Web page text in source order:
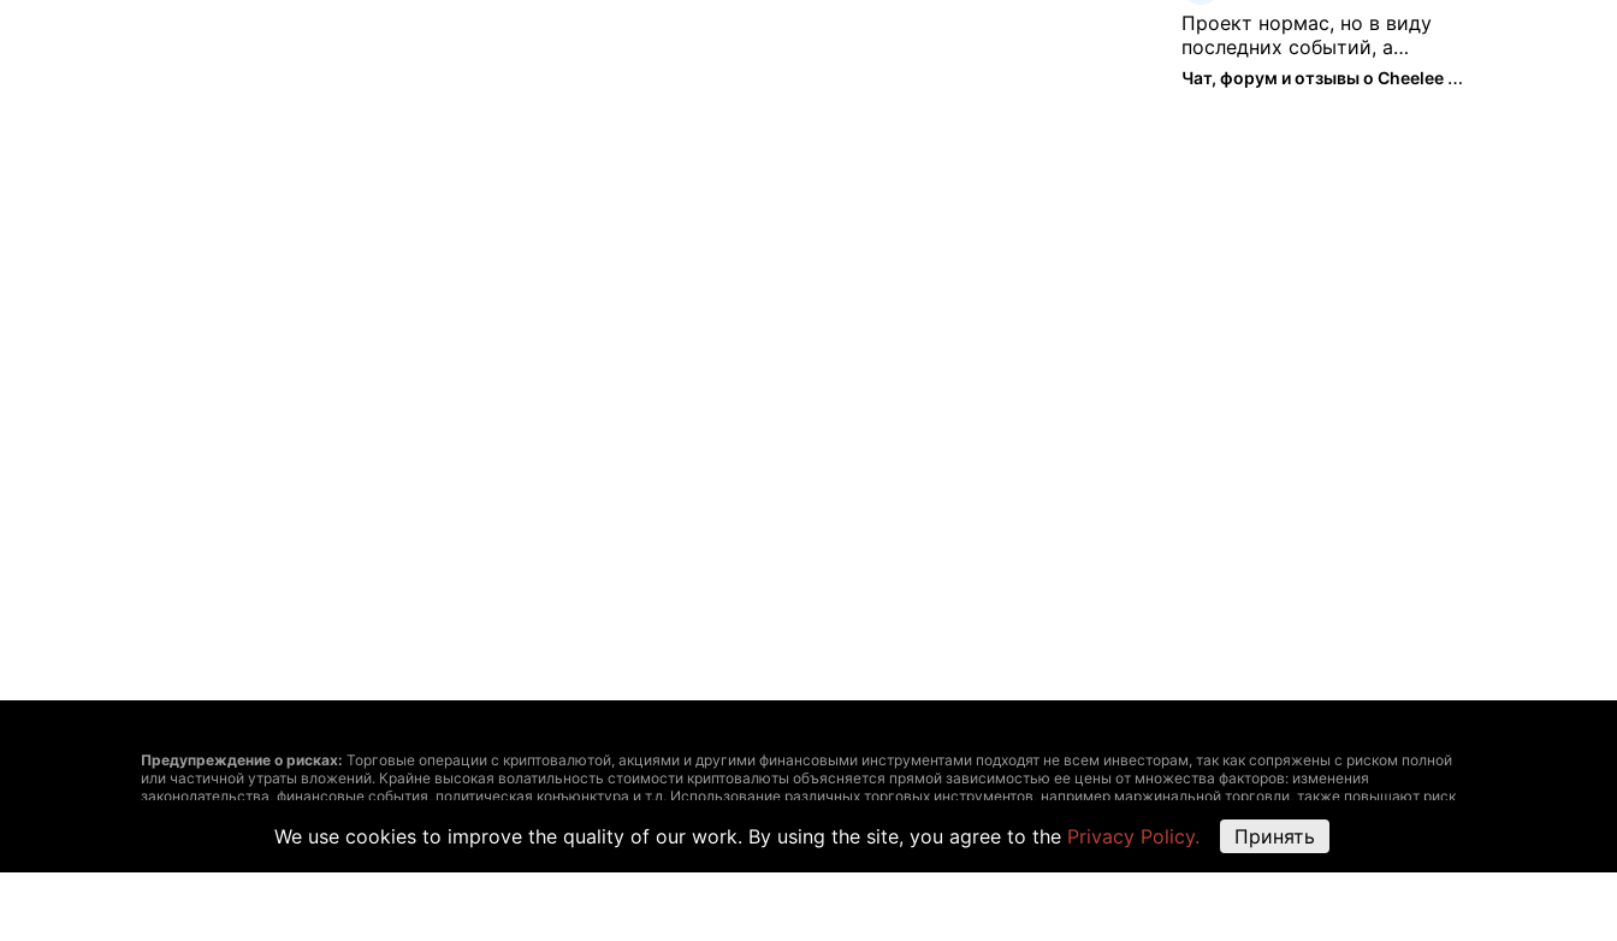
Проект нормас, но в виду
последних событий, а
именно труднодоступности
рарок, придется теперь
Чат, форум и отзывы о Cheelee (CHEELEE) - The Hedger
Предупреждение о рисках: Торговые операции с криптовалютой, акциями и другими финансовыми инструментами подходят не всем инвесторам, так как сопряжены с риском полной
или частичной утраты вложений. Крайне высокая волатильность стоимости криптовалюты объясняется прямой зависимостью ее цены от множества факторов: изменения
законодательства, финансовые события, политическая конъюнктура и т.д. Использование различных торговых инструментов, например маржинальной торговли, также повышают риск
Решение о сделках с криптовалютами или финансовыми инструментами должно основываться на четырех сопряженных факторах: личный опыт, исчерпывающая информация о всех
затратах и рисках, точно определенные задачи инвестирования, допустимый уровень риска. Дополнительно рекомендуем проконсультироваться у профессионала.
Помните: размещенная на этом сайте информация может утратить актуальность и содержать неточности, а указанные цены и другие данные — быть ориентировочными, не
We use cookies to improve the quality of our work. By using the site, you agree to the Privacy Policy. Принять